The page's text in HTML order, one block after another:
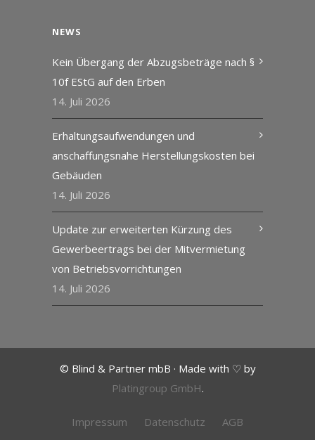
NEWS
Kein Übergang der Abzugsbeträge nach §
10f EStG auf den Erben
14. Juli 2026
Erhaltungsaufwendungen und
anschaffungsnahe Herstellungskosten bei
Gebäuden
14. Juli 2026
Update zur erweiterten Kürzung des
Gewerbeertrags bei der Mitvermietung
von Betriebsvorrichtungen
14. Juli 2026
© Blind & Partner mbB · Made with ♡ by
Platingroup GmbH.
Impressum Datenschutz AGB